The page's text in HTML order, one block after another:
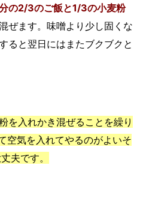
の2/3のご飯と1/3の小麦粉
ぜます。味噌より少し固くな
ると翌日にはまたブクブクと
を入れかき混ぜることを繰り
空気を入れてやるのがよいそ
夫です。